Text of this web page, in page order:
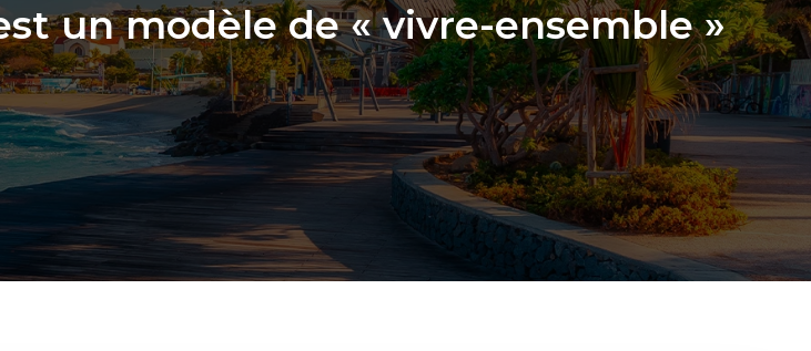
un modèle de « vivre-ensemble »